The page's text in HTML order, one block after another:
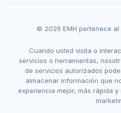
© 2026 EMH pertenece al
Cuando usted visita o
servicios o herramientas,
de servicios autorizados
almacenar información que
experiencia mejor, más rápida